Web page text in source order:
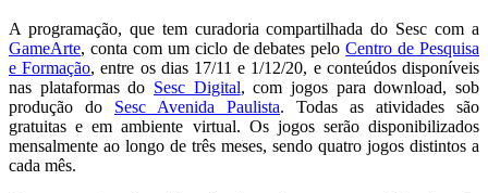
A programação, que tem curadoria compartilhada do Sesc com a
GameArte, conta com um ciclo de debates peloCentro de Pesquisa
e Formação, entre os dias 17/11 e 1/12/20, e conteúdos disponíveis
nas plataformas do Sesc Digital, com jogos para download, sob
produção do Sesc Avenida Paulista. Todas as atividades são
gratuitas e em ambiente virtual. Os jogos serão disponibilizados
mensalmente ao longo de três meses, sendo quatro jogos distintos a
cada mês.